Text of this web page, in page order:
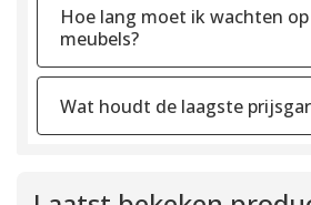
Hoe lang moet ik wachten
meubels?
Wat houdt de laagste